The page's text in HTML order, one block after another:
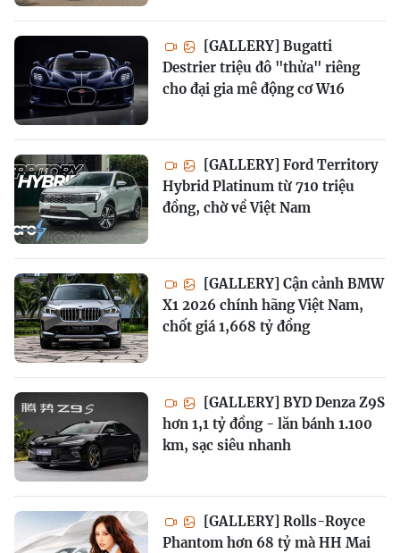
[GALLERY] Bugatti
Destrier triệu đô "thửa" riêng
cho đại gia mê động cơ W16
[GALLERY] Ford Territory
Hybrid Platinum từ 710 triệu
đồng, chờ về Việt Nam
[GALLERY] Cận cảnh BMW
X1 2026 chính hãng Việt Nam,
chốt giá 1,668 tỷ đồng
[GALLERY] BYD Denza Z9S
hơn 1,1 tỷ đồng - lăn bánh 1.100
km, sạc siêu nhanh
[GALLERY] Rolls-Royce
Phantom hơn 68 tỷ mà HH Mai